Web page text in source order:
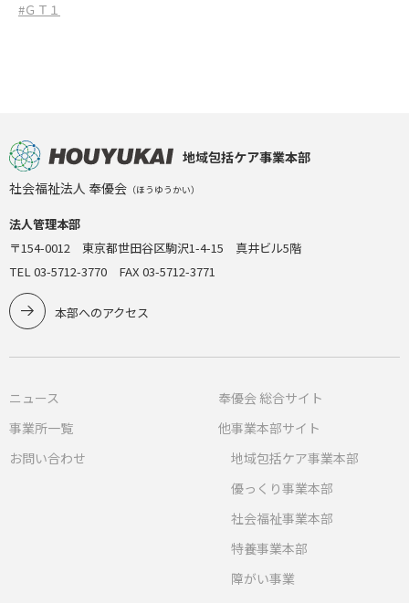
#ＧＴ１
地域包括ケア事業本部
社会福祉法人 奉優会 （ほうゆうかい）
法人管理本部
〒154-0012 東京都世田谷区駒沢1-4-15 真井ビル5階
TEL 03-5712-3770 FAX 03-5712-3771
本部へのアクセス
ニュース
事業所一覧
お問い合わせ
奉優会 総合サイト
他事業本部サイト
地域包括ケア事業本部
優っくり事業本部
社会福祉事業本部
特養事業本部
障がい事業